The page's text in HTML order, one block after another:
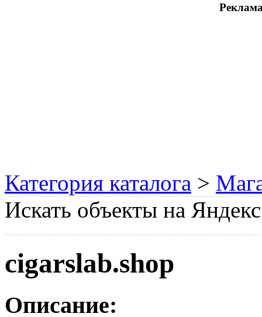
Категория каталога >
Искать объекты на
cigarslab.shop
Описание: